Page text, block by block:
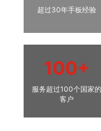
超过30年手板经验
100+
服务超过100个国家的
客户